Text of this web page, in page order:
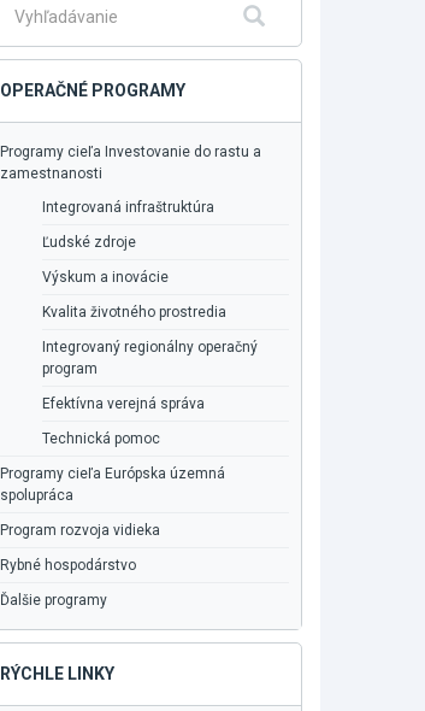
Fulltextové
OPERAČNÉ PROGRAMY
Programy cieľa Investovanie do rastu a
zamestnanosti
Integrovaná infraštruktúra
Ľudské zdroje
Výskum a inovácie
Kvalita životného prostredia
Integrovaný regionálny operačný
program
Efektívna verejná správa
Technická pomoc
Programy cieľa Európska územná
spolupráca
Program rozvoja vidieka
Rybné hospodárstvo
Ďalšie programy
RÝCHLE LINKY